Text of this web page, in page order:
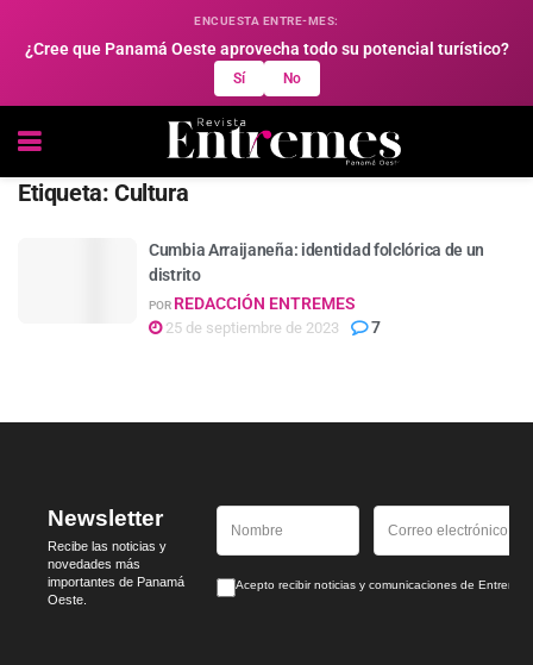
ENCUESTA ENTRE-MES:
¿Cree que Panamá Oeste aprovecha todo su potencial turístico?
Sí No
Etiqueta: Cultura
Cumbia Arraijaneña: identidad folclórica de un
distrito
POR REDACCIÓN ENTREMES
25 de septiembre de 2023 7
Newsletter
Recibe las noticias y
novedades más
importantes de Panamá
Oeste.
Acepto recibir noticias y comunicaciones de